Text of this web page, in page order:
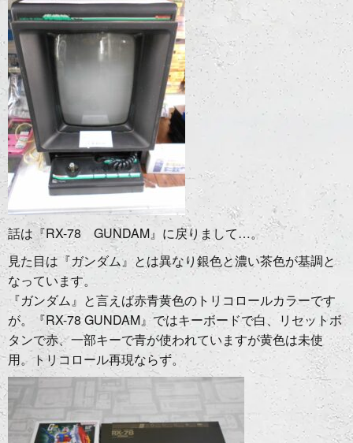
話は『RX-78 GUNDAM』に戻りまして…。
見た目は『ガンダム』とは異なり銀色と濃い茶色が基調と
なっています。
『ガンダム』と言えば赤青黄色のトリコロールカラーです
が。『RX-78 GUNDAM』ではキーボードで白、リセットボ
タンで赤、一部キーで青が使われていますが黄色は未使
用。トリコロール再現ならず。